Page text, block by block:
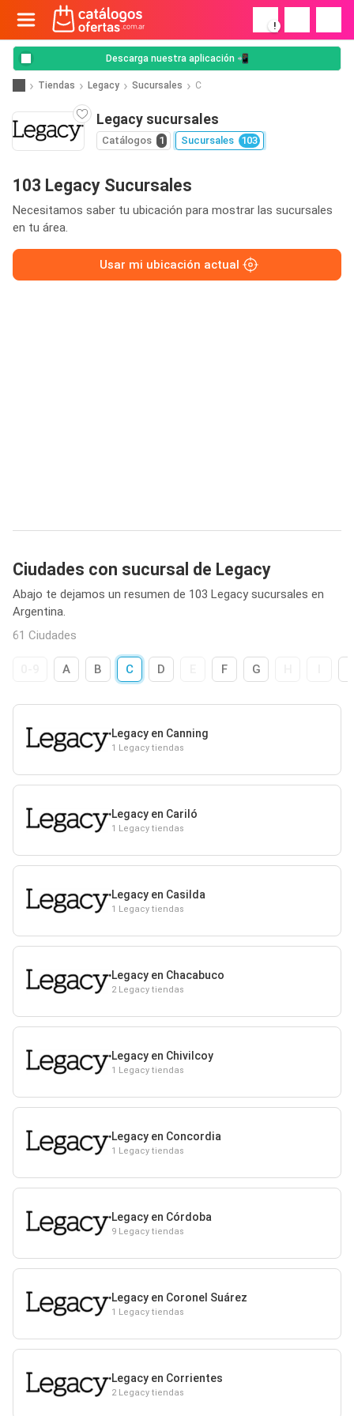
!
Descarga nuestra aplicación 📲
Tiendas Legacy Sucursales C
Legacy sucursales
Catálogos 1 Sucursales 103
103 Legacy Sucursales
Necesitamos saber tu ubicación para mostrar las sucursales
en tu área.
Usar mi ubicación actual
Ciudades con sucursal de Legacy
Abajo te dejamos un resumen de 103 Legacy sucursales en
Argentina.
61 Ciudades
A B C D F G
Legacy en Canning
1 Legacy tiendas
Legacy en Cariló
1 Legacy tiendas
Legacy en Casilda
1 Legacy tiendas
Legacy en Chacabuco
2 Legacy tiendas
Legacy en Chivilcoy
1 Legacy tiendas
Legacy en Concordia
1 Legacy tiendas
Legacy en Córdoba
9 Legacy tiendas
Legacy en Coronel Suárez
1 Legacy tiendas
Legacy en Corrientes
2 Legacy tiendas